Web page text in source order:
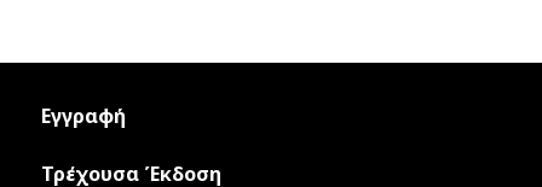
Εγγραφή
Τρέχουσα Έκδοση